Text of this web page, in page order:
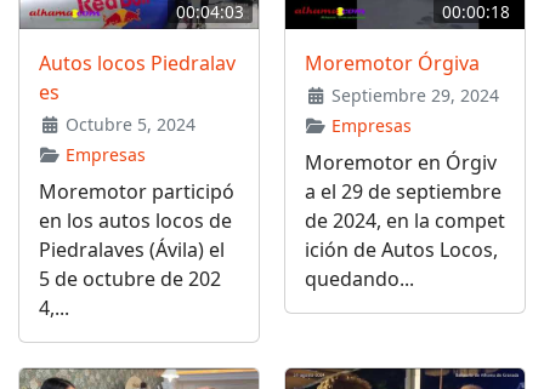
00:04:03
Autos locos Piedralav
es
Octubre 5, 2024
Empresas
Moremotor participó
en los autos locos de
Piedralaves (Ávila) el
5 de octubre de 202
4,...
00:00:18
Moremotor Órgiva
Septiembre 29, 2024
Empresas
Moremotor en Órgiv
a el 29 de septiembre
de 2024, en la compet
ición de Autos Locos,
quedando...